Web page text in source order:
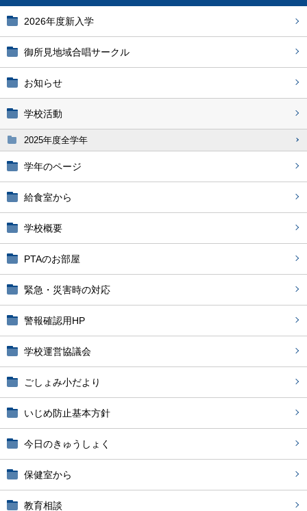
2026年度新入学
御所見地域合唱サークル
お知らせ
学校活動
2025年度全学年
学年のページ
給食室から
学校概要
PTAのお部屋
緊急・災害時の対応
警報確認用HP
学校運営協議会
ごしょみ小だより
いじめ防止基本方針
今日のきゅうしょく
保健室から
教育相談